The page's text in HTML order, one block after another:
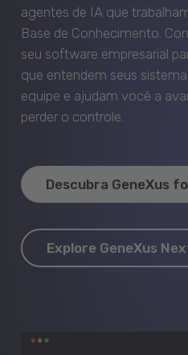
agentes de IA que
Base de Conhecimento.
seu software empresarial
que entendem seus
equipe e ajudam você a
perder o controle.
Descubra GeneXus
Explore GeneXus